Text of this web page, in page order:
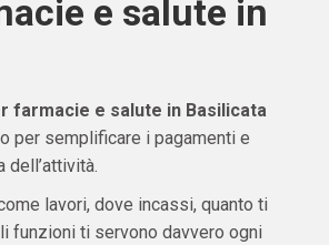
e salute in
farmacie e salute in Basilicata
per semplificare i pagamenti e
dell’attività.
lavori, dove incassi, quanto ti
funzioni ti servono davvero ogni